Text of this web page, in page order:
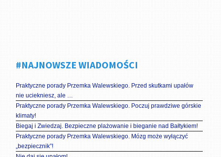
#NAJNOWSZE WIADOMOŚCI
Praktyczne porady Przemka Walewskiego. Przed skutkami upałów
nie uciekniesz, ale …
Praktyczne porady Przemka Walewskiego. Poczuj prawdziwe górskie
klimaty!
Biegaj i Zwiedzaj. Bezpieczne plażowanie i bieganie nad Bałtykiem!
Praktyczne porady Przemka Walewskiego. Mózg może wyłączyć
„bezpiecznik”!